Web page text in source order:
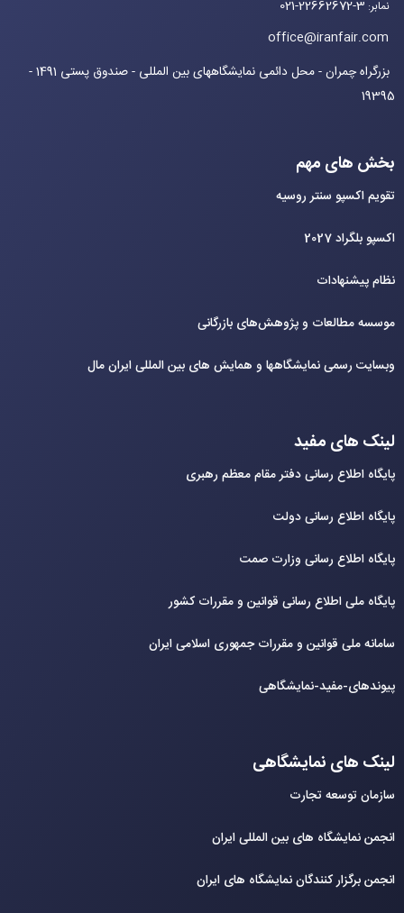
نمابر:
021-22662672-3
office@iranfair.com
بزرگراه چمران - محل دائمی نمایشگاههای بین المللی - صندوق پستی 1491 -
19395
بخش های مهم
تقویم اکسپو سنتر روسیه
اکسپو بلگراد 2027
نظام پیشنهادات
موسسه مطالعات و پژوهش‌های بازرگانی
وبسایت رسمی نمایشگاهها و همایش های بین‌ المللی ایران مال
لینک های مفید
پایگاه اطلاع رسانی دفتر مقام معظم رهبری
پایگاه اطلاع رسانی دولت
پایگاه اطلاع رسانی وزارت صمت
پایگاه ملی اطلاع رسانی قوانین و مقررات کشور
سامانه ملی قوانین و مقررات جمهوری اسلامی ایران
پیوندهای-مفید-نمایشگاهی
لینک های نمایشگاهی
سازمان توسعه تجارت
انجمن نمایشگاه های بین المللی ایران
انجمن برگزار کنندگان نمایشگاه های ایران